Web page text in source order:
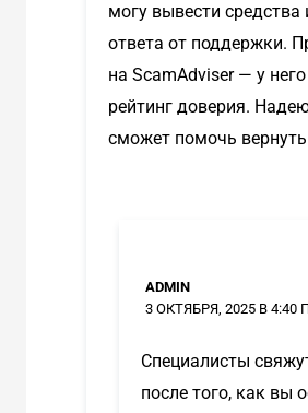
могу вывести
ответа от поддержки.
на ScamAdviser — у
рейтинг доверия.
сможет помочь вернуть
ADMIN
3 ОКТЯБРЯ, 2025 В 4:40
Специалисты
после того, как вы